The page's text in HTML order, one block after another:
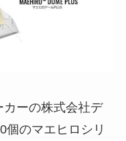
ーの株式会社デ
個のマエヒロシリ